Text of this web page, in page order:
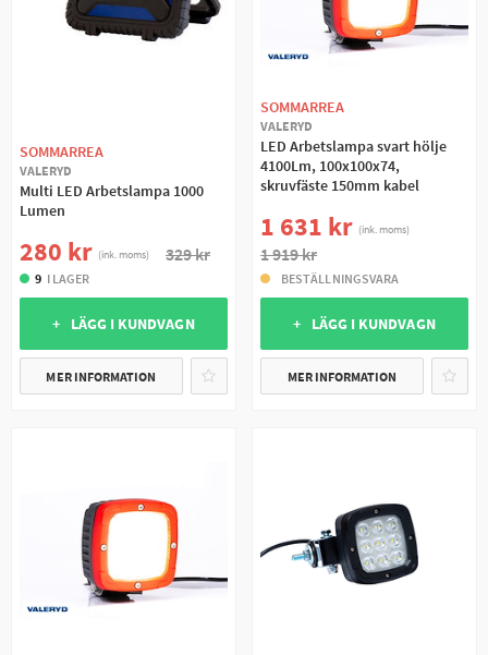
SOMMARREA
VALERYD
Multi LED Arbetslampa 1000
Lumen
280 kr (ink. moms) 329 kr
9 I LAGER
+ LÄGG I KUNDVAGN
MER INFORMATION
SOMMARREA
VALERYD
LED Arbetslampa svart hölje
4100Lm, 100x100x74,
skruvfäste 150mm kabel
1 631 kr (ink. moms)
1 919 kr
BESTÄLLNINGSVARA
+ LÄGG I KUNDVAGN
MER INFORMATION